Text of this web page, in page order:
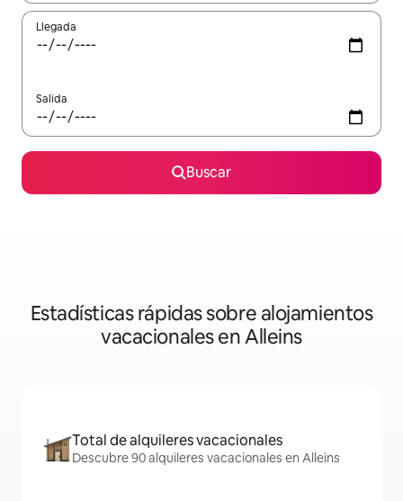
Llegada
Salida
Buscar
Estadísticas rápidas sobre alojamientos
vacacionales en Alleins
Total de alquileres vacacionales
Descubre 90 alquileres vacacionales en Alleins